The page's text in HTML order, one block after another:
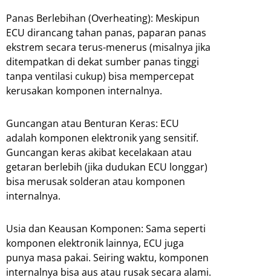
Panas Berlebihan (Overheating): Meskipun
ECU dirancang tahan panas, paparan panas
ekstrem secara terus-menerus (misalnya jika
ditempatkan di dekat sumber panas tinggi
tanpa ventilasi cukup) bisa mempercepat
kerusakan komponen internalnya.
Guncangan atau Benturan Keras: ECU
adalah komponen elektronik yang sensitif.
Guncangan keras akibat kecelakaan atau
getaran berlebih (jika dudukan ECU longgar)
bisa merusak solderan atau komponen
internalnya.
Usia dan Keausan Komponen: Sama seperti
komponen elektronik lainnya, ECU juga
punya masa pakai. Seiring waktu, komponen
internalnya bisa aus atau rusak secara alami.